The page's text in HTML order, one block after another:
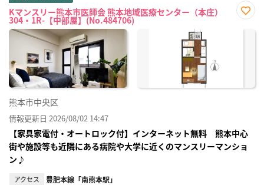
Kマンスリー熊本市医師会 熊本地域医療センター（本庄）
304・1R-【中部屋】(No.484706)
に入
熊本市中央区
情報更新日 2026/08/02 14:47
【家具家電付・オートロック付】インターネット無料 熊本中心
街や施設等も近隣にある病院や大学に近くのマンスリーマンショ
ン♪
アクセス 豊肥本線「南熊本駅」